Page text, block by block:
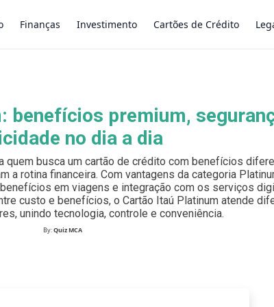
Finanças Investimento Cartões de Crédito
benefícios premium,
no dia a dia
quem busca um cartão de crédito com benefícios
a rotina financeira. Com vantagens da categoria
em viagens e integração com os serviços
custo e benefícios, o Cartão Itaú Platinum atende
unindo tecnologia, controle e conveniência.
By:Quiz MCA